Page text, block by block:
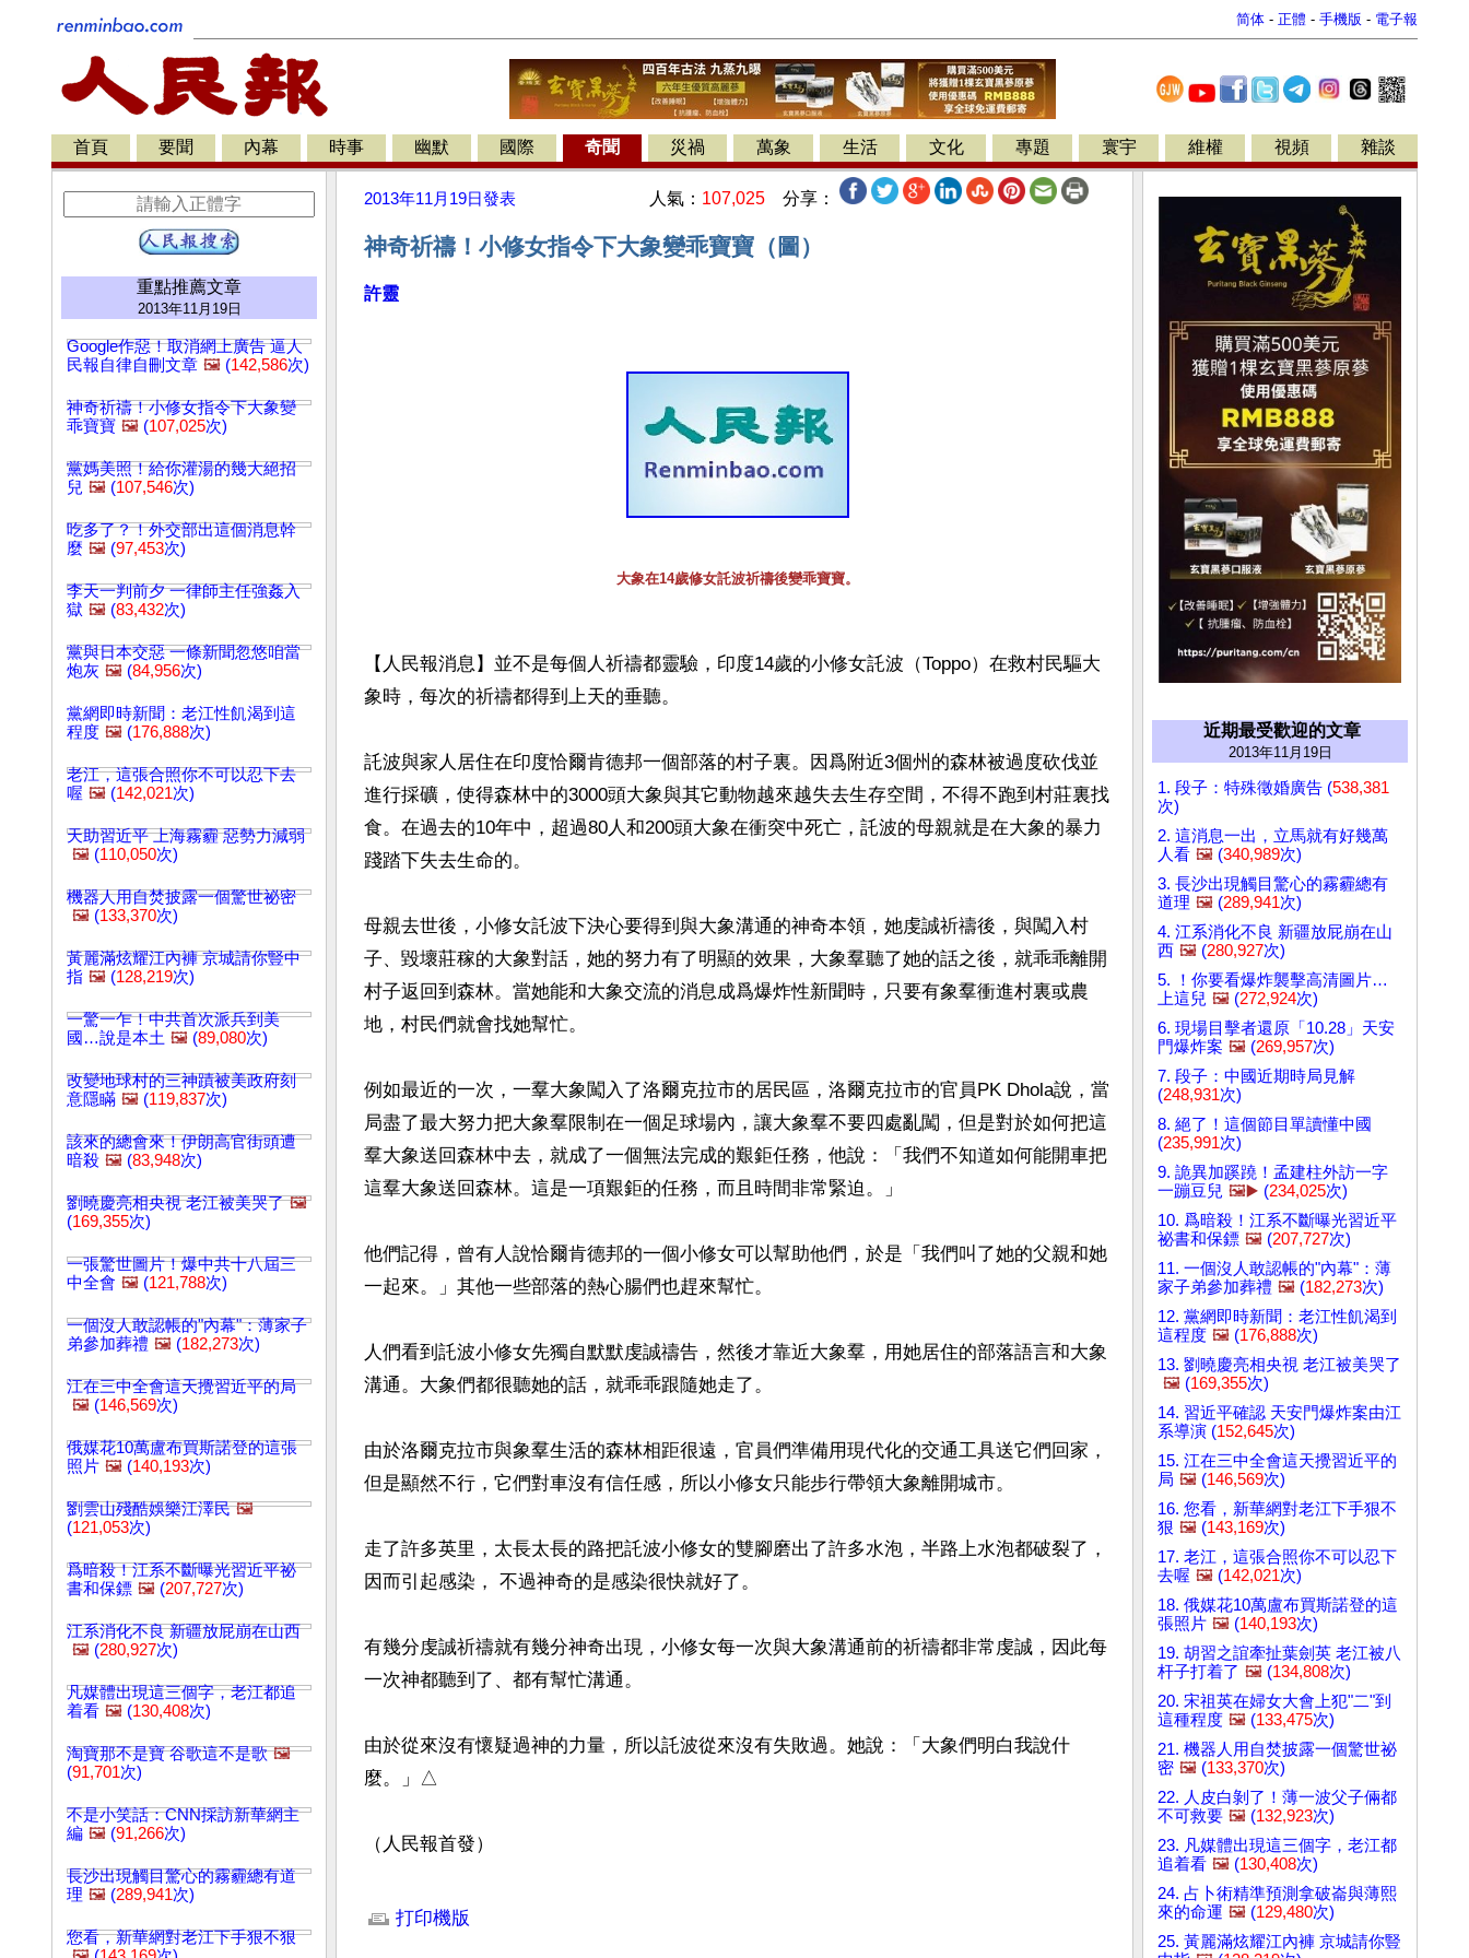
简体 - 正體 - 手機版 - 電子報
首頁 要聞 內幕 時事 幽默 國際 奇聞 災禍 萬象 生活 文化 專題 寰宇 維權 視頻 雜談
重點推薦文章
2013年11月19日
Google作惡！取消網上廣告 逼人
民報自律自刪文章 🖼️ (142,586次)
神奇祈禱！小修女指令下大象變
乖寶寶 🖼️ (107,025次)
黨媽美照！給你灌湯的幾大絕招
兒 🖼️ (107,546次)
吃多了？！外交部出這個消息幹
麼 🖼️ (97,453次)
李天一判前夕 一律師主任強姦入
獄 🖼️ (83,432次)
黨與日本交惡 一條新聞忽悠咱當
炮灰 🖼️ (84,956次)
黨網即時新聞：老江性飢渴到這
程度 🖼️ (176,888次)
老江，這張合照你不可以忍下去
喔 🖼️ (142,021次)
天助習近平 上海霧霾 惡勢力減弱
🖼️ (110,050次)
機器人用自焚披露一個驚世祕密
🖼️ (133,370次)
黃麗滿炫耀江內褲 京城請你豎中
指 🖼️ (128,219次)
一驚一乍！中共首次派兵到美
國…說是本土 🖼️ (89,080次)
改變地球村的三神蹟被美政府刻
意隱瞞 🖼️ (119,837次)
該來的總會來！伊朗高官街頭遭
暗殺 🖼️ (83,948次)
劉曉慶亮相央視 老江被美哭了 🖼️
(169,355次)
一張驚世圖片！爆中共十八屆三
中全會 🖼️ (121,788次)
一個沒人敢認帳的"內幕"：薄家子
弟參加葬禮 🖼️ (182,273次)
江在三中全會這天攪習近平的局
🖼️ (146,569次)
俄媒花10萬盧布買斯諾登的這張
照片 🖼️ (140,193次)
劉雲山殘酷娛樂江澤民 🖼️
(121,053次)
爲暗殺！江系不斷曝光習近平祕
書和保鏢 🖼️ (207,727次)
江系消化不良 新疆放屁崩在山西
🖼️ (280,927次)
凡媒體出現這三個字，老江都追
着看 🖼️ (130,408次)
淘寶那不是寶 谷歌這不是歌 🖼️
(91,701次)
不是小笑話：CNN採訪新華網主
編 🖼️ (91,266次)
長沙出現觸目驚心的霧霾總有道
理 🖼️ (289,941次)
您看，新華網對老江下手狠不狠
2013年11月19日發表 人氣： 107,025 分享：
神奇祈禱！小修女指令下大象變乖寶寶（圖）
許靈
大象在14歲修女託波祈禱後變乖寶寶。
【人民報消息】並不是每個人祈禱都靈驗，印度14歲的小修女託波（Toppo）在救村民驅大
象時，每次的祈禱都得到上天的垂聽。
託波與家人居住在印度恰爾肯德邦一個部落的村子裏。因爲附近3個州的森林被過度砍伐並
進行採礦，使得森林中的3000頭大象與其它動物越來越失去生存空間，不得不跑到村莊裏找
食。在過去的10年中，超過80人和200頭大象在衝突中死亡，託波的母親就是在大象的暴力
踐踏下失去生命的。
母親去世後，小修女託波下決心要得到與大象溝通的神奇本領，她虔誠祈禱後，與闖入村
子、毀壞莊稼的大象對話，她的努力有了明顯的效果，大象羣聽了她的話之後，就乖乖離開
村子返回到森林。當她能和大象交流的消息成爲爆炸性新聞時，只要有象羣衝進村裏或農
地，村民們就會找她幫忙。
例如最近的一次，一羣大象闖入了洛爾克拉市的居民區，洛爾克拉市的官員PK Dhola說，當
局盡了最大努力把大象羣限制在一個足球場內，讓大象羣不要四處亂闖，但是對於如何把這
羣大象送回森林中去，就成了一個無法完成的艱鉅任務，他說：「我們不知道如何能開車把
這羣大象送回森林。這是一項艱鉅的任務，而且時間非常緊迫。」
他們記得，曾有人說恰爾肯德邦的一個小修女可以幫助他們，於是「我們叫了她的父親和她
一起來。」其他一些部落的熱心腸們也趕來幫忙。
人們看到託波小修女先獨自默默虔誠禱告，然後才靠近大象羣，用她居住的部落語言和大象
溝通。大象們都很聽她的話，就乖乖跟隨她走了。
由於洛爾克拉市與象羣生活的森林相距很遠，官員們準備用現代化的交通工具送它們回家，
但是顯然不行，它們對車沒有信任感，所以小修女只能步行帶領大象離開城市。
走了許多英里，太長太長的路把託波小修女的雙腳磨出了許多水泡，半路上水泡都破裂了，
因而引起感染， 不過神奇的是感染很快就好了。
有幾分虔誠祈禱就有幾分神奇出現，小修女每一次與大象溝通前的祈禱都非常虔誠，因此每
一次神都聽到了、都有幫忙溝通。
由於從來沒有懷疑過神的力量，所以託波從來沒有失敗過。她說：「大象們明白我說什
麼。」△
（人民報首發）
打印機版
近期最受歡迎的文章
2013年11月19日
1. 段子：特殊徵婚廣告 (538,381
次)
2. 這消息一出，立馬就有好幾萬
人看 🖼️ (340,989次)
3. 長沙出現觸目驚心的霧霾總有
道理 🖼️ (289,941次)
4. 江系消化不良 新疆放屁崩在山
西 🖼️ (280,927次)
5. ！你要看爆炸襲擊高清圖片…
上這兒 🖼️ (272,924次)
6. 現場目擊者還原「10.28」天安
門爆炸案 🖼️ (269,957次)
7. 段子：中國近期時局見解
(248,931次)
8. 絕了！這個節目單讀懂中國
(235,991次)
9. 詭異加蹊蹺！孟建柱外訪一字
一蹦豆兒 🖼️▶️ (234,025次)
10. 爲暗殺！江系不斷曝光習近平
祕書和保鏢 🖼️ (207,727次)
11. 一個沒人敢認帳的"內幕"：薄
家子弟參加葬禮 🖼️ (182,273次)
12. 黨網即時新聞：老江性飢渴到
這程度 🖼️ (176,888次)
13. 劉曉慶亮相央視 老江被美哭了
🖼️ (169,355次)
14. 習近平確認 天安門爆炸案由江
系導演 (152,645次)
15. 江在三中全會這天攪習近平的
局 🖼️ (146,569次)
16. 您看，新華網對老江下手狠不
狠 🖼️ (143,169次)
17. 老江，這張合照你不可以忍下
去喔 🖼️ (142,021次)
18. 俄媒花10萬盧布買斯諾登的這
張照片 🖼️ (140,193次)
19. 胡習之誼牽扯葉劍英 老江被八
杆子打着了 🖼️ (134,808次)
20. 宋祖英在婦女大會上犯"二"到
這種程度 🖼️ (133,475次)
21. 機器人用自焚披露一個驚世祕
密 🖼️ (133,370次)
22. 人皮白剝了！薄一波父子倆都
不可救要 🖼️ (132,923次)
23. 凡媒體出現這三個字，老江都
追着看 🖼️ (130,408次)
24. 占卜術精準預測拿破崙與薄熙
來的命運 🖼️ (129,480次)
25. 黃麗滿炫耀江內褲 京城請你豎